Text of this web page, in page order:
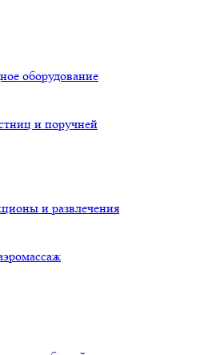
оборудование
и поручней
и развлечения